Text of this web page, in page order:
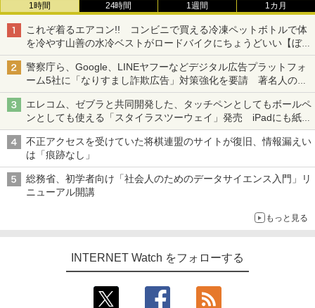
1時間 24時間 1週間 1カ月
これぞ着るエアコン!! コンビニで買える冷凍ペットボトルで体
を冷やす山善の水冷ベストがロードバイクにちょうどいい【ぼっ
ち・ざ・ろーど！その14】【空いた時間でなにしてる？】
警察庁ら、Google、LINEヤフーなどデジタル広告プラットフォ
ーム5社に「なりすまし詐欺広告」対策強化を要請 著名人の写
真や映像を使った投資詐欺などへの対策として
エレコム、ゼブラと共同開発した、タッチペンとしてもボールペ
ンとしても使える「スタイラスツーウェイ」発売 iPadにも紙に
も、持ち替えずに書き込める
不正アクセスを受けていた将棋連盟のサイトが復旧、情報漏えい
は「痕跡なし」
総務省、初学者向け「社会人のためのデータサイエンス入門」リ
ニューアル開講
もっと見る
INTERNET Watch をフォローする